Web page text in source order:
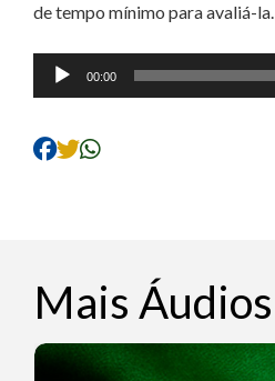
de tempo mínimo para avaliá-la.
Tocador
de
00:00
Mais Áudios